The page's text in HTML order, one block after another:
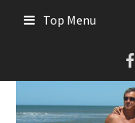
Top Menu